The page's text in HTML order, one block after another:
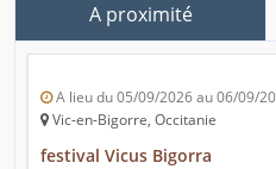
A proximité
A lieu du 05/09/2026 au 06/09/
Vic-en-Bigorre, Occitanie
festival Vicus Bigorra